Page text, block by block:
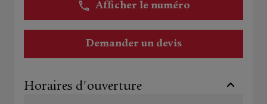
Afficher le numéro
Demander un devis
Horaires d'ouverture